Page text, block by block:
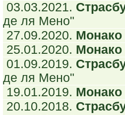
03.03.2021.
де ля Мено"
27.09.2020. Монако
25.01.2020. Монако
01.09.2019.
де ля Мено"
19.01.2019. Монако
20.10.2018.